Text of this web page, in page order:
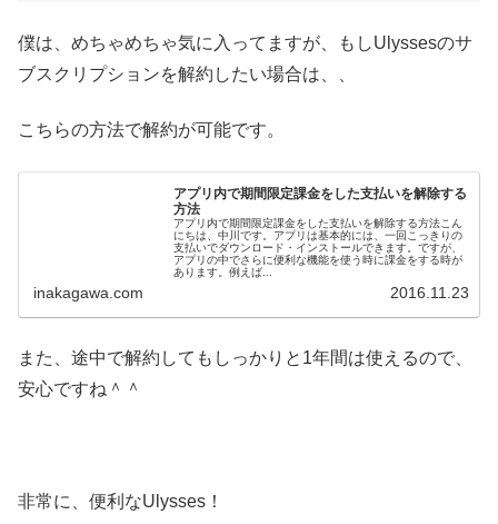
僕は、めちゃめちゃ気に入ってますが、もしUlyssesのサ
ブスクリプションを解約したい場合は、、
こちらの方法で解約が可能です。
アプリ内で期間限定課金をした支払いを解除する
方法
アプリ内で期間限定課金をした支払いを解除する方法こん
にちは、中川です。アプリは基本的には、一回こっきりの
支払いでダウンロード・インストールできます。ですが、
アプリの中でさらに便利な機能を使う時に課金をする時が
あります。例えば...
inakagawa.com 2016.11.23
また、途中で解約してもしっかりと1年間は使えるので、
安心ですね＾＾
非常に、便利なUlysses！